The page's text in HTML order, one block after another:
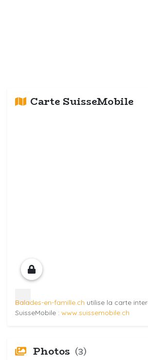
Carte SuisseMobile
Balades-en-famille.ch utilise la carte
SuisseMobile : www.suissemobile.ch
Photos (3)